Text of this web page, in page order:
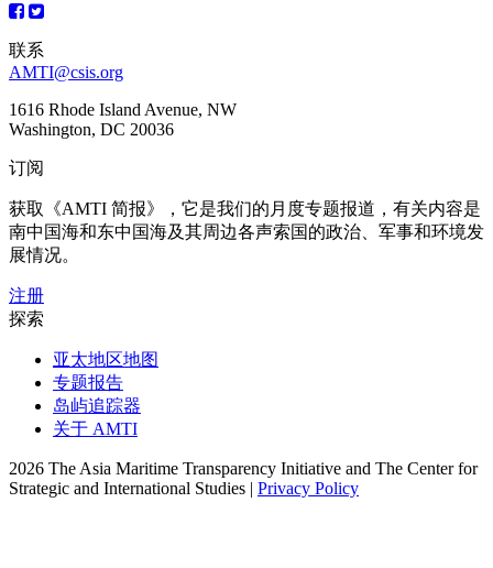
航
联系
AMTI@csis.org
1616 Rhode Island Avenue, NW
Washington, DC 20036
订阅
获取《AMTI 简报》，它是我们的月度专题报道，有关内容是
南中国海和东中国海及其周边各声索国的政治、军事和环境发
展情况。
注册
探索
亚太地区地图
专题报告
岛屿追踪器
关于 AMTI
2026 The Asia Maritime Transparency Initiative and The Center for
Strategic and International Studies | Privacy Policy